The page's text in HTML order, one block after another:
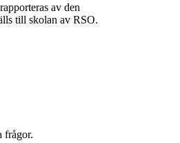
av den
till skolan av RSO.
frågor.